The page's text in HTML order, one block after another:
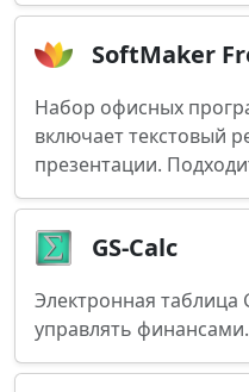
SoftMaker
Набор офисных
включает текстовый
презентации.
GS-Calc
Электронная таблица
управлять финансами.